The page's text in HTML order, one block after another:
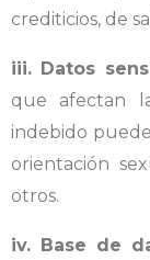
crediticios, de
iii. Datos
que afectan
indebido
orientación
otros.
iv. Base de